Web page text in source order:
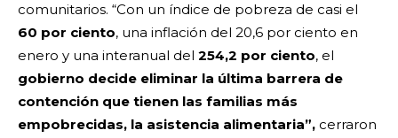
comunitarios. “Con un índice de pobreza de casi el
60 por ciento, una inflación del 20,6 por ciento en
enero y una interanual del 254,2 por ciento, el
gobierno decide eliminar la última barrera de
contención que tienen las familias más
empobrecidas, la asistencia alimentaria”, cerraron